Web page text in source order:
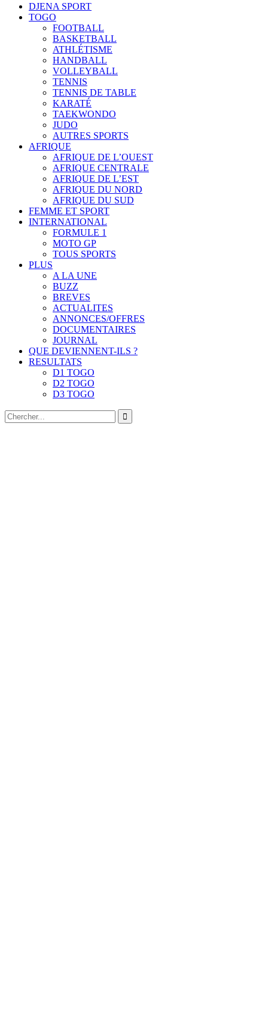
DJENA SPORT
TOGO
FOOTBALL
BASKETBALL
ATHLÉTISME
HANDBALL
VOLLEYBALL
TENNIS
TENNIS DE TABLE
KARATÉ
TAEKWONDO
JUDO
AUTRES SPORTS
AFRIQUE
AFRIQUE DE L’OUEST
AFRIQUE CENTRALE
AFRIQUE DE L’EST
AFRIQUE DU NORD
AFRIQUE DU SUD
FEMME ET SPORT
INTERNATIONAL
FORMULE 1
MOTO GP
TOUS SPORTS
PLUS
A LA UNE
BUZZ
BREVES
ACTUALITES
ANNONCES/OFFRES
DOCUMENTAIRES
JOURNAL
QUE DEVIENNENT-ILS ?
RESULTATS
D1 TOGO
D2 TOGO
D3 TOGO